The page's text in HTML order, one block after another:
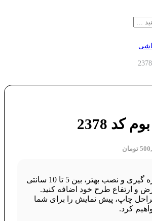
کد 2378
تومان
برای اندازه گیری و نصب بهتر، بین 5 تا 10 سانتی
و ارتفاع طرح خود اضافه کنید.
چاپ، پیش نمایش را برای شما
کرد.